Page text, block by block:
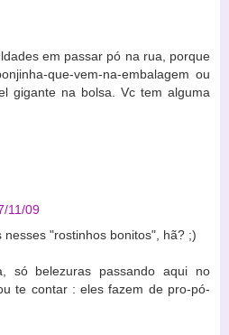
em passar pó na rua, porque
que-vem-na-embalagem ou
gigante na bolsa. Vc tem alguma
11/09
nesses "rostinhos bonitos", hã? ;)
só belezuras passando aqui no
te contar : eles fazem de pro-pó-